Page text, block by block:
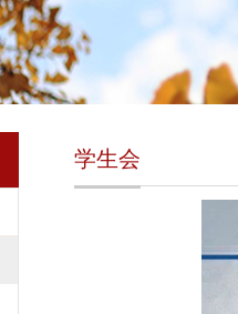
学生会